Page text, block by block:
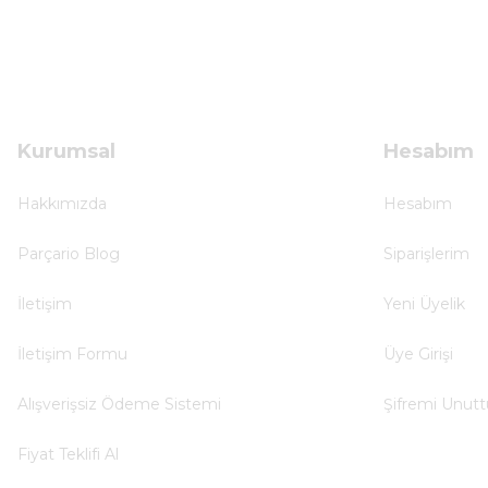
Kurumsal
Hakkımızda
Parçario Blog
İletişim
İletişim Formu
Alışverişsiz Ödeme Sistemi
Fiyat Teklifi Al
Hesabım
Hesabım
Siparişlerim
Yeni Üyelik
Üye Girişi
Şifremi